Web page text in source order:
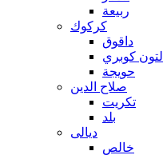
ربيعة
كركوك
داقوق
التون كوبري
حويجة
صلاح الدين
تكريت
بلد
ديالى
خالص